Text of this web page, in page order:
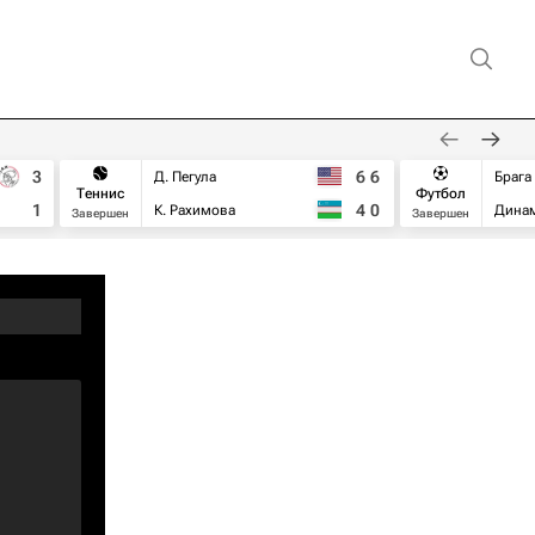
3
1
Теннис
Завершен
Д. Пегула
К. Рахимова
6 6
4 0
Футбол
Завершен
Брага